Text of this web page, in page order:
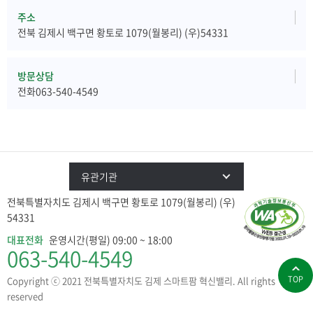
주소
전북 김제시 백구면 황토로 1079(월봉리) (우)54331
방문상담
전화063-540-4549
TOP
유관기관
전북특별자치도 김제시 백구면 황토로 1079(월봉리) (우)
54331
대표전화 운영시간(평일) 09:00 ~ 18:00
063-540-4549
Copyright ⓒ 2021 전북특별자치도 김제 스마트팜 혁신밸리. All rights
reserved